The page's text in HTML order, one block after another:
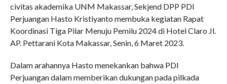
civitas akademika UNM Makassar, Sekjend DPP PDI
Perjuangan Hasto Kristiyanto membuka kegiatan Rapat
Koordinasi Tiga Pilar Menuju Pemilu 2024 di Hotel Claro Jl.
AP. Pettarani Kota Makassar, Senin, 6 Maret 2023.
Dalam arahannya Hasto menekankan bahwa PDI
Perjuangan dalam memberikan dukungan pada pilkada